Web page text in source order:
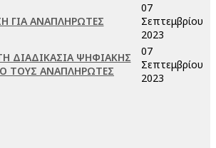
ΓΙΑ ΑΝΑΠΛΗΡΩΤΕΣ
07
Σεπτεμβρίου
2023
ΔΙΑΔΙΚΑΣΙΑ ΨΗΦΙΑΚΗΣ
ΤΟΥΣ ΑΝΑΠΛΗΡΩΤΕΣ
07
Σεπτεμβρίου
2023